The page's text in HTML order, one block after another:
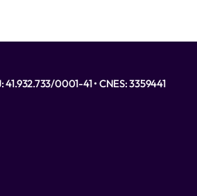
41.932.733/0001-41 • CNES: 3359441